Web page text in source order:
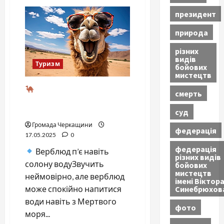
(Шпіцберген)
—
найпівнічніше
місто
світу:
життя
без
ночі
та
кладовищ
Туризм
Громада Черкащини
17.05.2025
0
Верблюд п’є навіть
солону водуЗвучить
неймовірно, але верблюд
може спокійно напитися
води навіть з Мертвого
моря...
президент
природа
різних
видів
бойових
мистецтв
смерть
суд
федерація
федерація
різних видів
бойових
мистецтв
імені Віктора
фото